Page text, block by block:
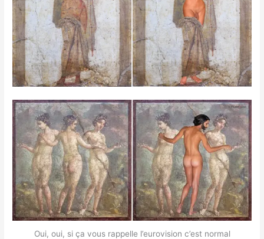
Oui, oui, si ça vous rappelle l’eurovision c’est normal